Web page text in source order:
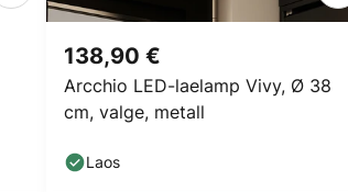
Arcchio LED-laelamp Vivy, Ø 38
cm, valge, metall
138,90 €
Laos